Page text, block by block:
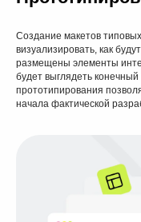
Создание макетов
визуализировать, как
размещены элементы
будет выглядеть конечный
прототипирования
начала фактической